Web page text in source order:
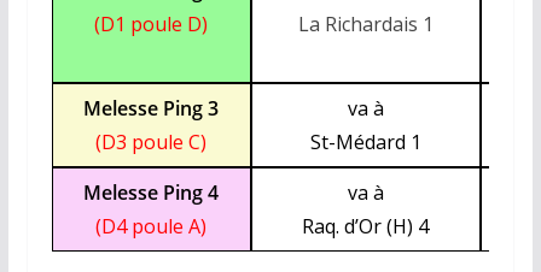
(D1 poule D)
La Richardais 1
Melesse Ping 3
(D3 poule C)
va à
St-Médard 1
Melesse Ping 4
(D4 poule A)
va à
Raq. d’Or (H) 4